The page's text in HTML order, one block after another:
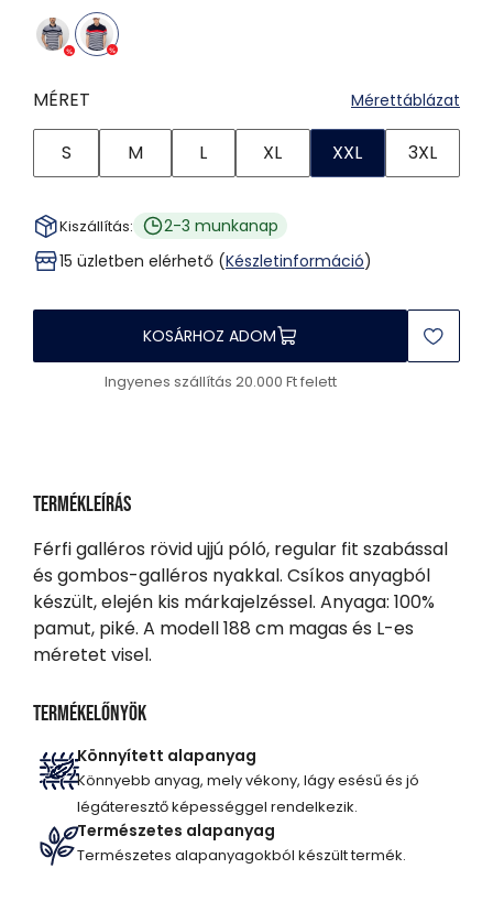
MÉRET Mérettáblázat
S M L XL XXL 3XL
Kiszállítás:
2-3 munkanap
15 üzletben elérhető (Készletinformáció)
KOSÁRHOZ ADOM
Ingyenes szállítás 20.000 Ft felett
Termékleírás
Férfi galléros rövid ujjú póló, regular fit szabással
és gombos-galléros nyakkal. Csíkos anyagból
készült, elején kis márkajelzéssel. Anyaga: 100%
pamut, piké. A modell 188 cm magas és L-es
méretet visel.
Termékelőnyök
Könnyített alapanyag
Könnyebb anyag, mely vékony, lágy esésű és jó
légáteresztő képességgel rendelkezik.
Természetes alapanyag
Természetes alapanyagokból készült termék.